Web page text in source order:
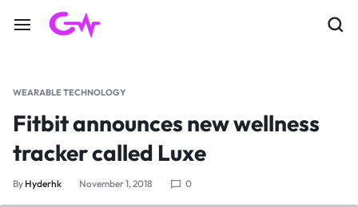
WEARABLE TECHNOLOGY
Fitbit announces new wellness
tracker called Luxe
By Hyderhk November 1, 2018 0